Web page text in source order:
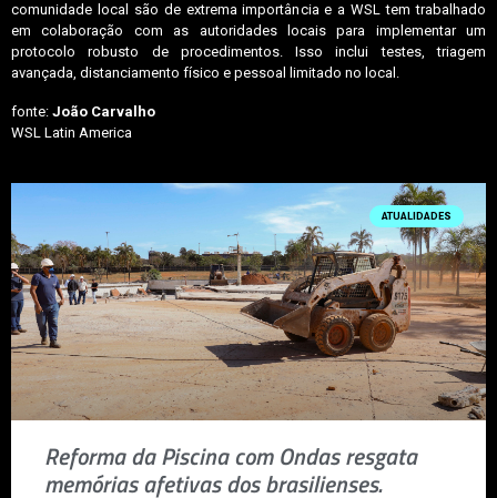
comunidade local são de extrema importância e a WSL tem trabalhado
em colaboração com as autoridades locais para implementar um
protocolo robusto de procedimentos. Isso inclui testes, triagem
avançada, distanciamento físico e pessoal limitado no local.
fonte: João Carvalho
WSL Latin America
ATUALIDADES
Reforma da Piscina com Ondas resgata
memórias afetivas dos brasilienses.